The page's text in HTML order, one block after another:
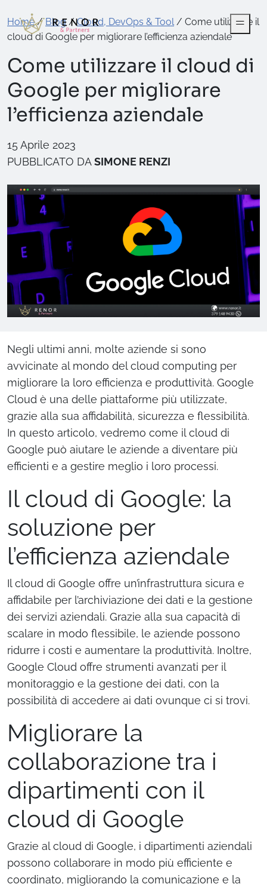
Home/Blog/Cloud, DevOps & Tool/ Come utilizzare il
cloud di Google per migliorare l’efficienza aziendale
Come utilizzare il cloud di
Google per migliorare
l’efficienza aziendale
15 Aprile 2023
PUBBLICATO DASIMONE RENZI
Negli ultimi anni, molte aziende si sono
avvicinate al mondo del cloud computing per
migliorare la loro efficienza e produttività. Google
Cloud è una delle piattaforme più utilizzate,
grazie alla sua affidabilità, sicurezza e flessibilità.
In questo articolo, vedremo come il cloud di
Google può aiutare le aziende a diventare più
efficienti e a gestire meglio i loro processi.
Il cloud di Google: la
soluzione per
l’efficienza aziendale
Il cloud di Google offre un’infrastruttura sicura e
affidabile per l’archiviazione dei dati e la gestione
dei servizi aziendali. Grazie alla sua capacità di
scalare in modo flessibile, le aziende possono
ridurre i costi e aumentare la produttività. Inoltre,
Google Cloud offre strumenti avanzati per il
monitoraggio e la gestione dei dati, con la
possibilità di accedere ai dati ovunque ci si trovi.
Migliorare la
collaborazione tra i
dipartimenti con il
cloud di Google
Grazie al cloud di Google, i dipartimenti aziendali
possono collaborare in modo più efficiente e
coordinato, migliorando la comunicazione e la